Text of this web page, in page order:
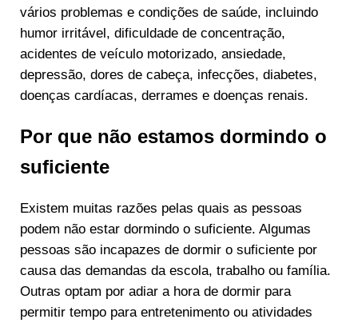
vários problemas e condições de saúde, incluindo
humor irritável, dificuldade de concentração,
acidentes de veículo motorizado, ansiedade,
depressão, dores de cabeça, infecções, diabetes,
doenças cardíacas, derrames e doenças renais.
Por que não estamos dormindo o
suficiente
Existem muitas razões pelas quais as pessoas
podem não estar dormindo o suficiente. Algumas
pessoas são incapazes de dormir o suficiente por
causa das demandas da escola, trabalho ou família.
Outras optam por adiar a hora de dormir para
permitir tempo para entretenimento ou atividades